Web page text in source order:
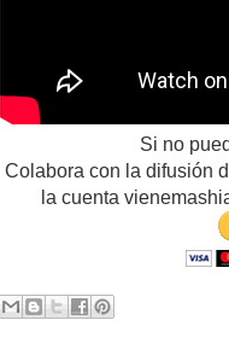
Si no
Colabora con la difusión
la cuenta